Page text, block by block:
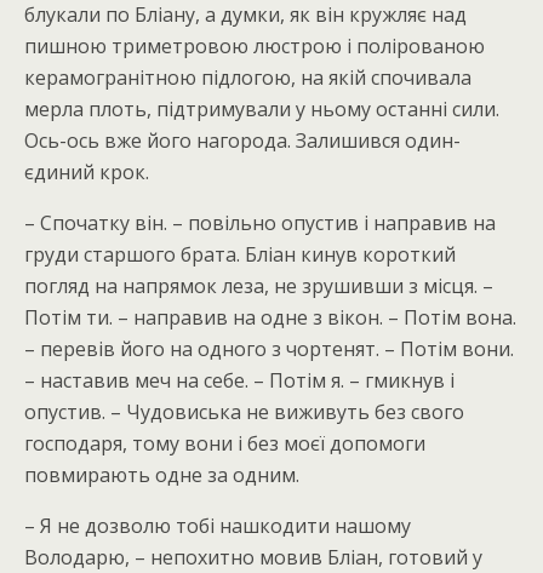
блукали по Бліану, а думки, як він кружляє над
пишною триметровою люстрою і полірованою
керамогранітною підлогою, на якій спочивала
мерла плоть, підтримували у ньому останні сили.
Ось-ось вже його нагорода. Залишився один-
єдиний крок.
– Спочатку він. – повільно опустив і направив на
груди старшого брата. Бліан кинув короткий
погляд на напрямок леза, не зрушивши з місця. –
Потім ти. – направив на одне з вікон. – Потім вона.
– перевів його на одного з чортенят. – Потім вони.
– наставив меч на себе. – Потім я. – гмикнув і
опустив. – Чудовиська не виживуть без свого
господаря, тому вони і без моєї допомоги
повмирають одне за одним.
– Я не дозволю тобі нашкодити нашому
Володарю, – непохитно мовив Бліан, готовий у